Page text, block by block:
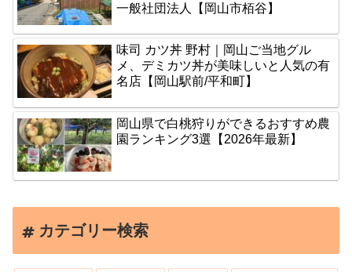
一般社団法人【岡山市栢谷】
味司 カツ丼 野村｜岡山ご当地グル
メ、デミカツ丼が美味しいと人気の有
名店【岡山駅前/平和町】
岡山県で白桃狩りができるおすすめ農
園ランキング3選【2026年最新】
カテゴリー検索